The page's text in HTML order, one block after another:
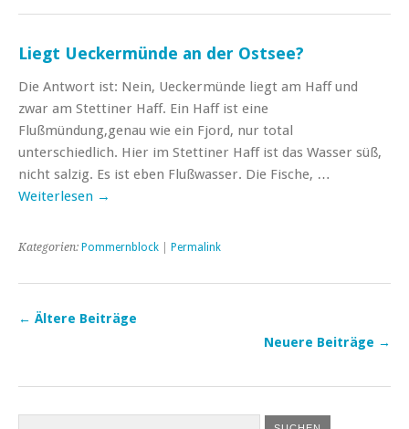
Liegt Ueckermünde an der Ostsee?
Die Antwort ist: Nein, Ueckermünde liegt am Haff und
zwar am Stettiner Haff. Ein Haff ist eine
Flußmündung,genau wie ein Fjord, nur total
unterschiedlich. Hier im Stettiner Haff ist das Wasser süß,
nicht salzig. Es ist eben Flußwasser. Die Fische, …
Weiterlesen →
Kategorien: Pommernblock Permalink
← Ältere Beiträge
Neuere Beiträge →